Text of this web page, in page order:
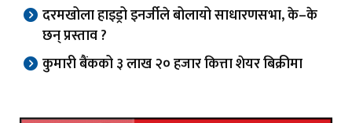
दरमखोला हाइड्रो इनर्जीले बोलायो साधारणसभा, के–के
छन् प्रस्ताव ?
कुमारी बैंकको ३ लाख २० हजार कित्ता शेयर बिक्रीमा